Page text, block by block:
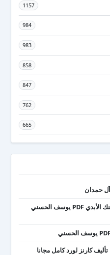
1157
984
983
858
847
762
665
تحميل كتاب عقدك النفسية سجنك الأبدي PDF يوسف الحسني